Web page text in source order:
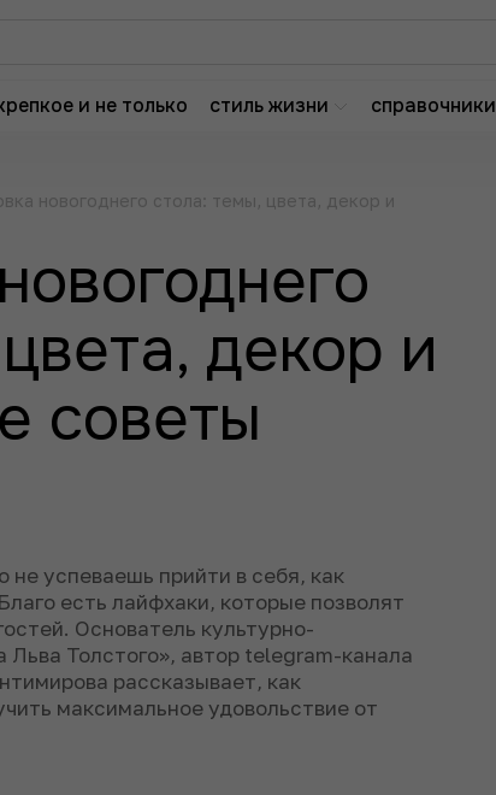
и не только стиль жизни справочники
новогоднего стола: темы, цвета, декор и
декор и
советы
успеваешь прийти в себя, как
есть лайфхаки, которые позволят
Основатель культурно-
Толстого», автор telegram-канала
рассказывает, как
максимальное удовольствие от